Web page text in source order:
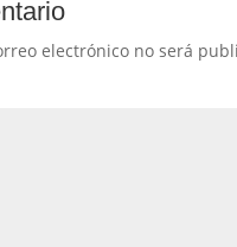
electrónico no será